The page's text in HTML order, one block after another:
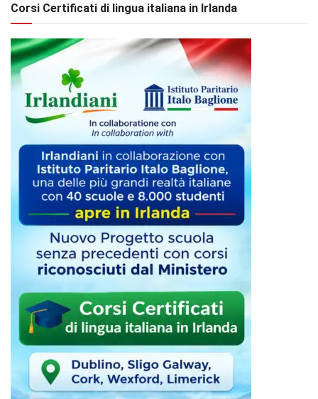
Corsi Certificati di lingua italiana in Irlanda